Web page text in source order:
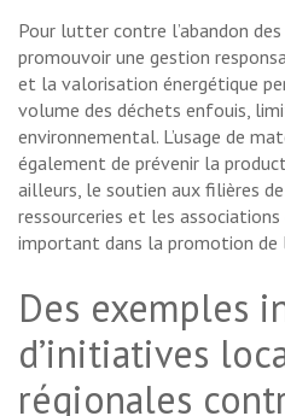
Pour lutter contre l’abandon
promouvoir une gestion
et la valorisation énergétique
volume des déchets enfouis,
environnemental. L’usage de
également de prévenir la
ailleurs, le soutien aux filières
ressourceries et les
important dans la promotion de
Des exemples
d’initiatives
régionales